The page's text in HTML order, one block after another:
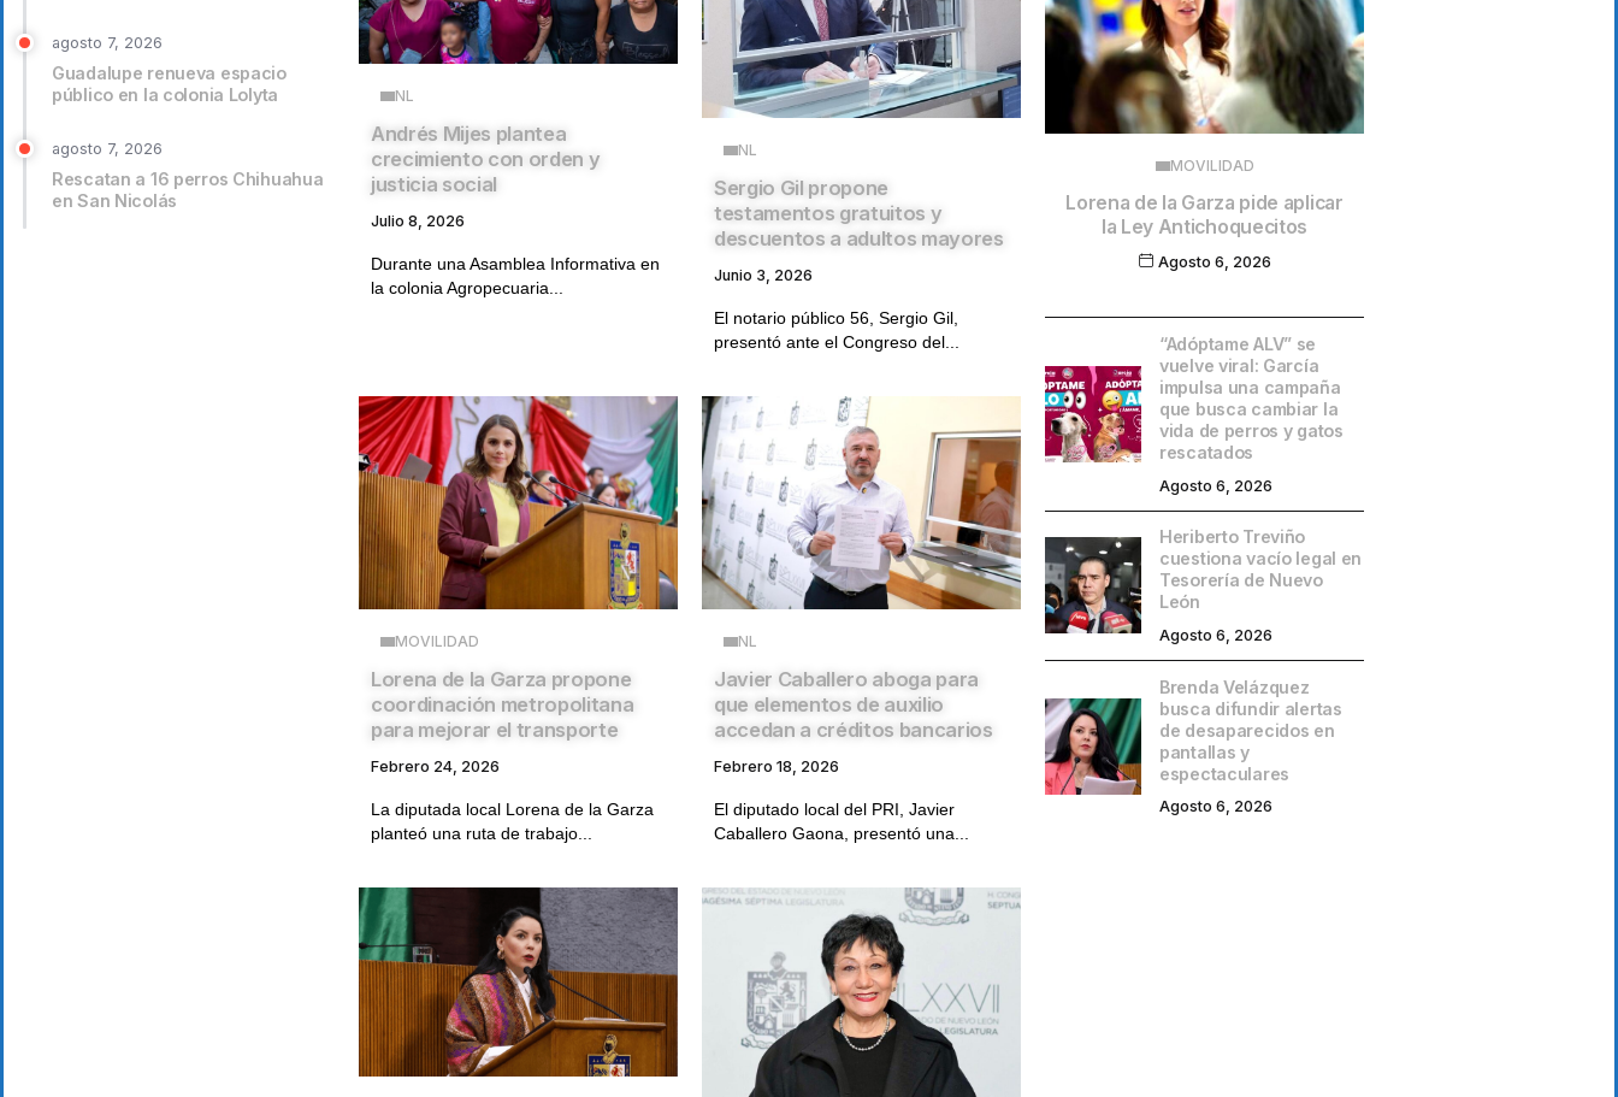
agosto 7, 2026
Guadalupe renueva espacio
público en la colonia Lolyta
agosto 7, 2026
Rescatan a 16 perros Chihuahua
en San Nicolás
NL
Andrés Mijes plantea
crecimiento con orden y
justicia social
Julio 8, 2026
Durante una Asamblea Informativa en
la colonia Agropecuaria...
NL
Sergio Gil propone
testamentos gratuitos y
descuentos a adultos mayores
Junio 3, 2026
El notario público 56, Sergio Gil,
presentó ante el Congreso del...
MOVILIDAD
Lorena de la Garza propone
coordinación metropolitana
para mejorar el transporte
Febrero 24, 2026
La diputada local Lorena de la Garza
planteó una ruta de trabajo...
NL
Javier Caballero aboga para
que elementos de auxilio
accedan a créditos bancarios
Febrero 18, 2026
El diputado local del PRI, Javier
Caballero Gaona, presentó una...
MOVILIDAD
Lorena de la Garza pide aplicar
la Ley Antichoquecitos
Agosto 6, 2026
“Adóptame ALV” se
vuelve viral: García
impulsa una campaña
que busca cambiar la
vida de perros y gatos
rescatados
Agosto 6, 2026
Heriberto Treviño
cuestiona vacío legal en
Tesorería de Nuevo
León
Agosto 6, 2026
Brenda Velázquez
busca difundir alertas
de desaparecidos en
pantallas y
espectaculares
Agosto 6, 2026